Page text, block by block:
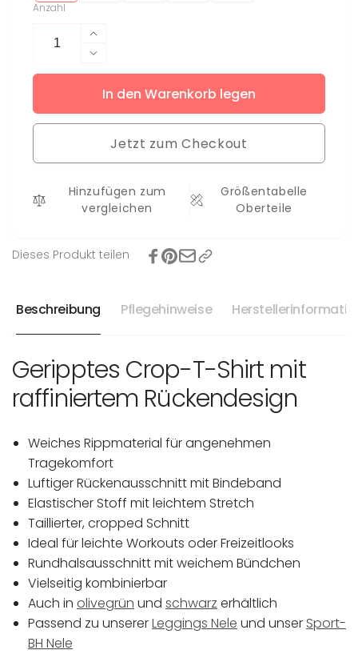
Anzahl
Erhöhe
die
Menge
für
T-
Shirt
Verringere
die
Menge
für
Crop
Shirt
In den Warenkorb legen
Jetzt zum Checkout
Hinzufügen zum
vergleichen
Größentabelle
Oberteile
Dieses Produkt teilen
Beschreibung Pflegehinweise
Geripptes Crop-T-Shirt mit
raffiniertem Rückendesign
Weiches Rippmaterial für angenehmen
Tragekomfort
Luftiger Rückenausschnitt mit Bindeband
Elastischer Stoff mit leichtem Stretch
Taillierter, cropped Schnitt
Ideal für leichte Workouts oder Freizeitlooks
Rundhalsausschnitt mit weichem Bündchen
Vielseitig kombinierbar
Auch in olivegrün und schwarz erhältlich
Passend zu unsererLeggings Nele und unser Sport-
BH Nele